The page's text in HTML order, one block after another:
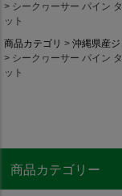
シークヮーサー パイン
ット
商品カテゴリ
沖縄県産
シークヮーサー パイン
ット
商品カテゴリー